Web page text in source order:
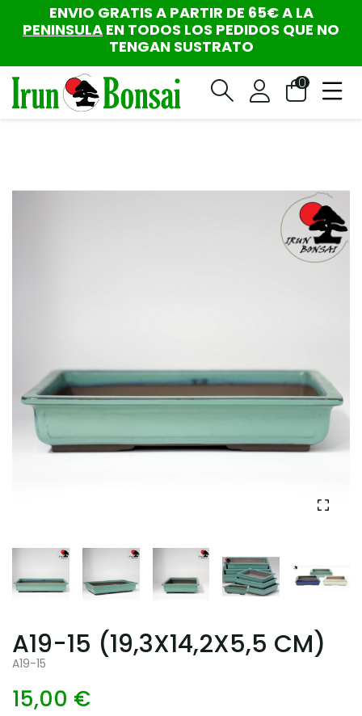
ENVIO GRATIS A PARTIR DE 65€ A LA
PENINSULA EN TODOS LOS PEDIDOS QUE NO
TENGAN SUSTRATO
0
A19-15 (19,3X14,2X5,5 CM)
A19-15
15,00 €